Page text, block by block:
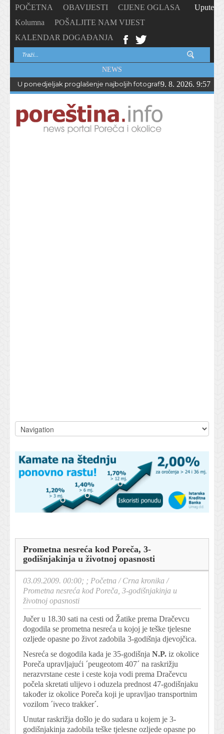
POČETNA OBAVIJESTI
CIJENE OGLASA
Kolumna
POŠALJITE NAM VIJEST
KALENDAR DOGAĐANJA
Upute
NEWS
U ponedjeljak proglašenje najboljih fotografija – PhotoCity2026
9. 8. 2026. 9:57
Prometna nesreća kod Poreča, 3-
godišnjakinja u životnoj opasnosti
03.09.2009. 00:00; ; Početna /Crna kronika /
Prometna nesreća kod Poreča, 3-godišnjakinja u
životnoj opasnosti
Jučer u 18.30 sati na cesti od Žatike prema Dračevcu
dogodila se prometna nesreća u kojoj je teške tjelesne
ozljede opasne po život zadobila 3-godišnja djevojčica.
Nesreća se dogodila kada je 35-godišnja N.P. iz okolice
Poreča upravljajući ´peugeotom 407´ na raskrižju
nerazvrstane ceste i ceste koja vodi prema Dračevcu
počela skretati ulijevo i oduzela prednost 47-godišnjaku
također iz okolice Poreča koji je upravljao transportnim
vozilom ´iveco trakker´.
Unutar raskrižja došlo je do sudara u kojem je 3-
godišnjakinja zadobila teške tjelesne ozljede opasne po